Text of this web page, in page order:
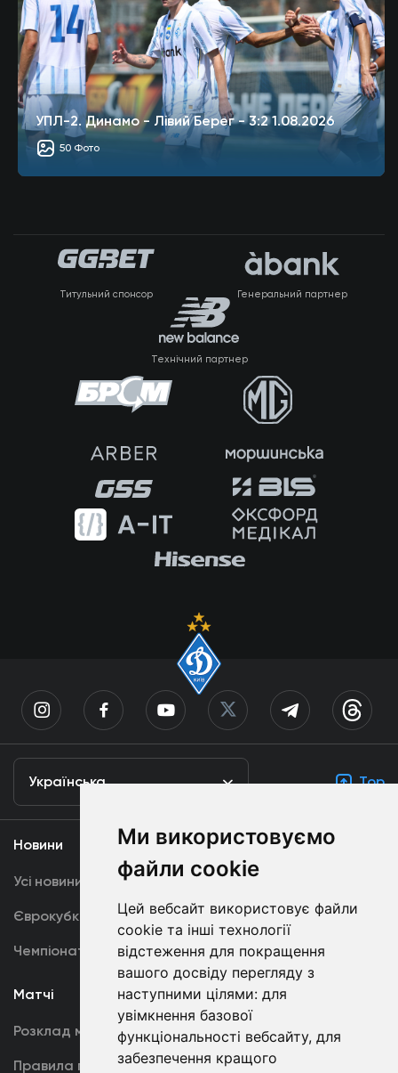
Ми використовуємо
файли cookie
Цей вебсайт використовує файли
cookie та інші технології
відстеження для покращення
вашого досвіду перегляду з
наступними цілями: для
увімкнення базової
функціональності вебсайту, для
забезпечення кращого
УПЛ-2. Динамо - Лівий Берег - 3:2 1.08.2026
50 Фото
Титульний спонсор Генеральний партнер
Технічний партнер
Українська Top
Новини
Усі новини
Єврокубки
Чемпіонат України
Медіа
Динамо TV
Фотогалерея
Акредитація
Матчі
Розклад матчів
Правила поведінки
Команда
Перша команда
U19